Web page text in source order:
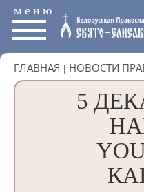
меню
ГЛАВНАЯ | НОВОСТИ
5